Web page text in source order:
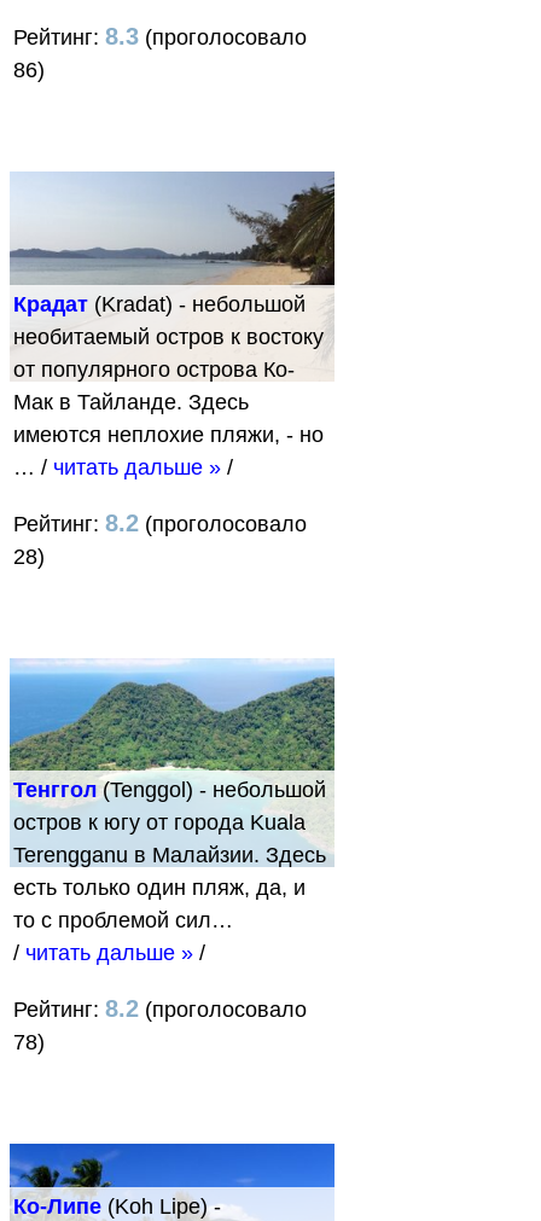
Рейтинг: 8.3 (проголосовало
86)
Крадат (Kradat) - небольшой
необитаемый остров к востоку
от популярного острова Ко-
Мак в Тайланде. Здесь
имеются неплохие пляжи, - но
… / читать дальше » /
Рейтинг: 8.2 (проголосовало
28)
Тенггол (Tenggol) - небольшой
остров к югу от города Kuala
Terengganu в Малайзии. Здесь
есть только один пляж, да, и
то с проблемой сил…
/ читать дальше » /
Рейтинг: 8.2 (проголосовало
78)
Ко-Липе (Koh Lipe) -